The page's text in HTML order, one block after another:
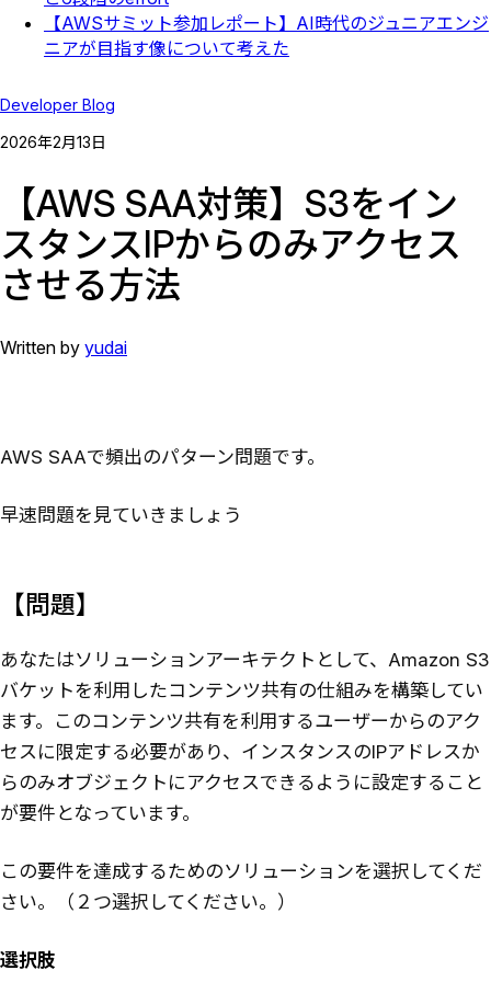
【AWSサミット参加レポート】AI時代のジュニアエンジ
ニアが目指す像について考えた
Developer Blog
2026年2月13日
【AWS SAA対策】S3をイン
スタンスIPからのみアクセス
させる方法
Written by yudai
AWS SAAで頻出のパターン問題です。
早速問題を見ていきましょう
【問題】
あなたはソリューションアーキテクトとして、Amazon S3
バケットを利用したコンテンツ共有の仕組みを構築してい
ます。このコンテンツ共有を利用するユーザーからのアク
セスに限定する必要があり、インスタンスのIPアドレスか
らのみオブジェクトにアクセスできるように設定すること
が要件となっています。
この要件を達成するためのソリューションを選択してくだ
さい。（２つ選択してください。）
選択肢